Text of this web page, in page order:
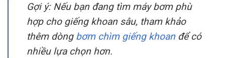
Gợi ý: Nếu bạn đang tìm máy bơm phù
hợp cho giếng khoan sâu, tham khảo
thêm dòng bơm chìm giếng khoanđể có
nhiều lựa chọn hơn.